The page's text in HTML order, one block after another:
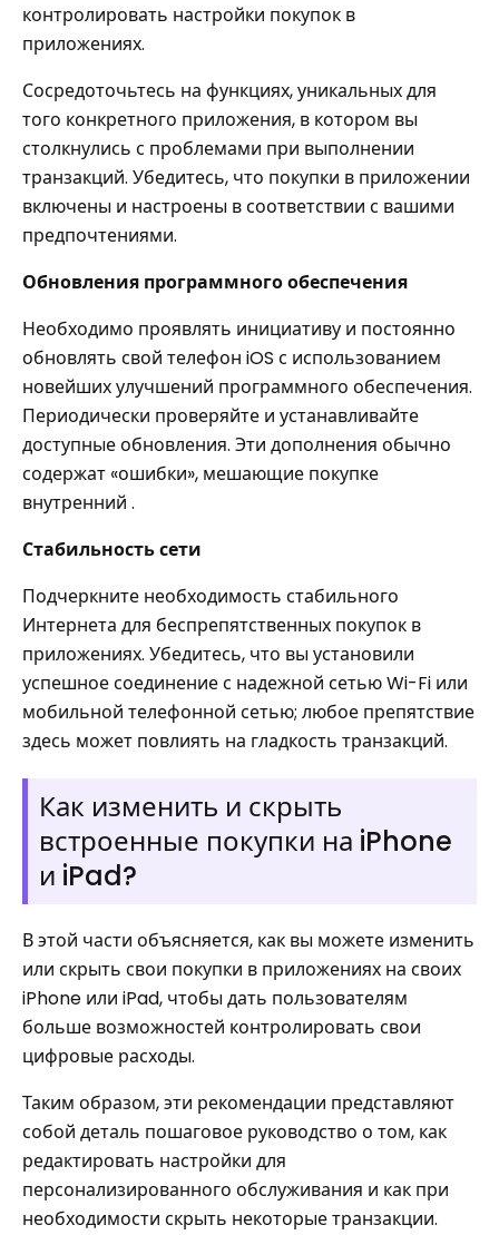
контролировать настройки покупок в
приложениях.
Сосредоточьтесь на функциях, уникальных для
того конкретного приложения, в котором вы
столкнулись с проблемами при выполнении
транзакций. Убедитесь, что покупки в приложении
включены и настроены в соответствии с вашими
предпочтениями.
Обновления программного обеспечения
Необходимо проявлять инициативу и постоянно
обновлять свой телефон iOS с использованием
новейших улучшений программного обеспечения.
Периодически проверяйте и устанавливайте
доступные обновления. Эти дополнения обычно
содержат «ошибки», мешающие покупке
внутренний .
Стабильность сети
Подчеркните необходимость стабильного
Интернета для беспрепятственных покупок в
приложениях. Убедитесь, что вы установили
успешное соединение с надежной сетью Wi-Fi или
мобильной телефонной сетью; любое препятствие
здесь может повлиять на гладкость транзакций.
Как изменить и скрыть
встроенные покупки на iPhone
и iPad?
В этой части объясняется, как вы можете изменить
или скрыть свои покупки в приложениях на своих
iPhone или iPad, чтобы дать пользователям
больше возможностей контролировать свои
цифровые расходы.
Таким образом, эти рекомендации представляют
собой деталь пошаговое руководство о том, как
редактировать настройки для
персонализированного обслуживания и как при
необходимости скрыть некоторые транзакции.